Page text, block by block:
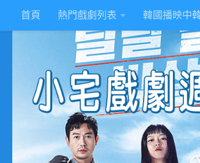
Skip to content
首頁 熱門戲劇列表 韓國播映中